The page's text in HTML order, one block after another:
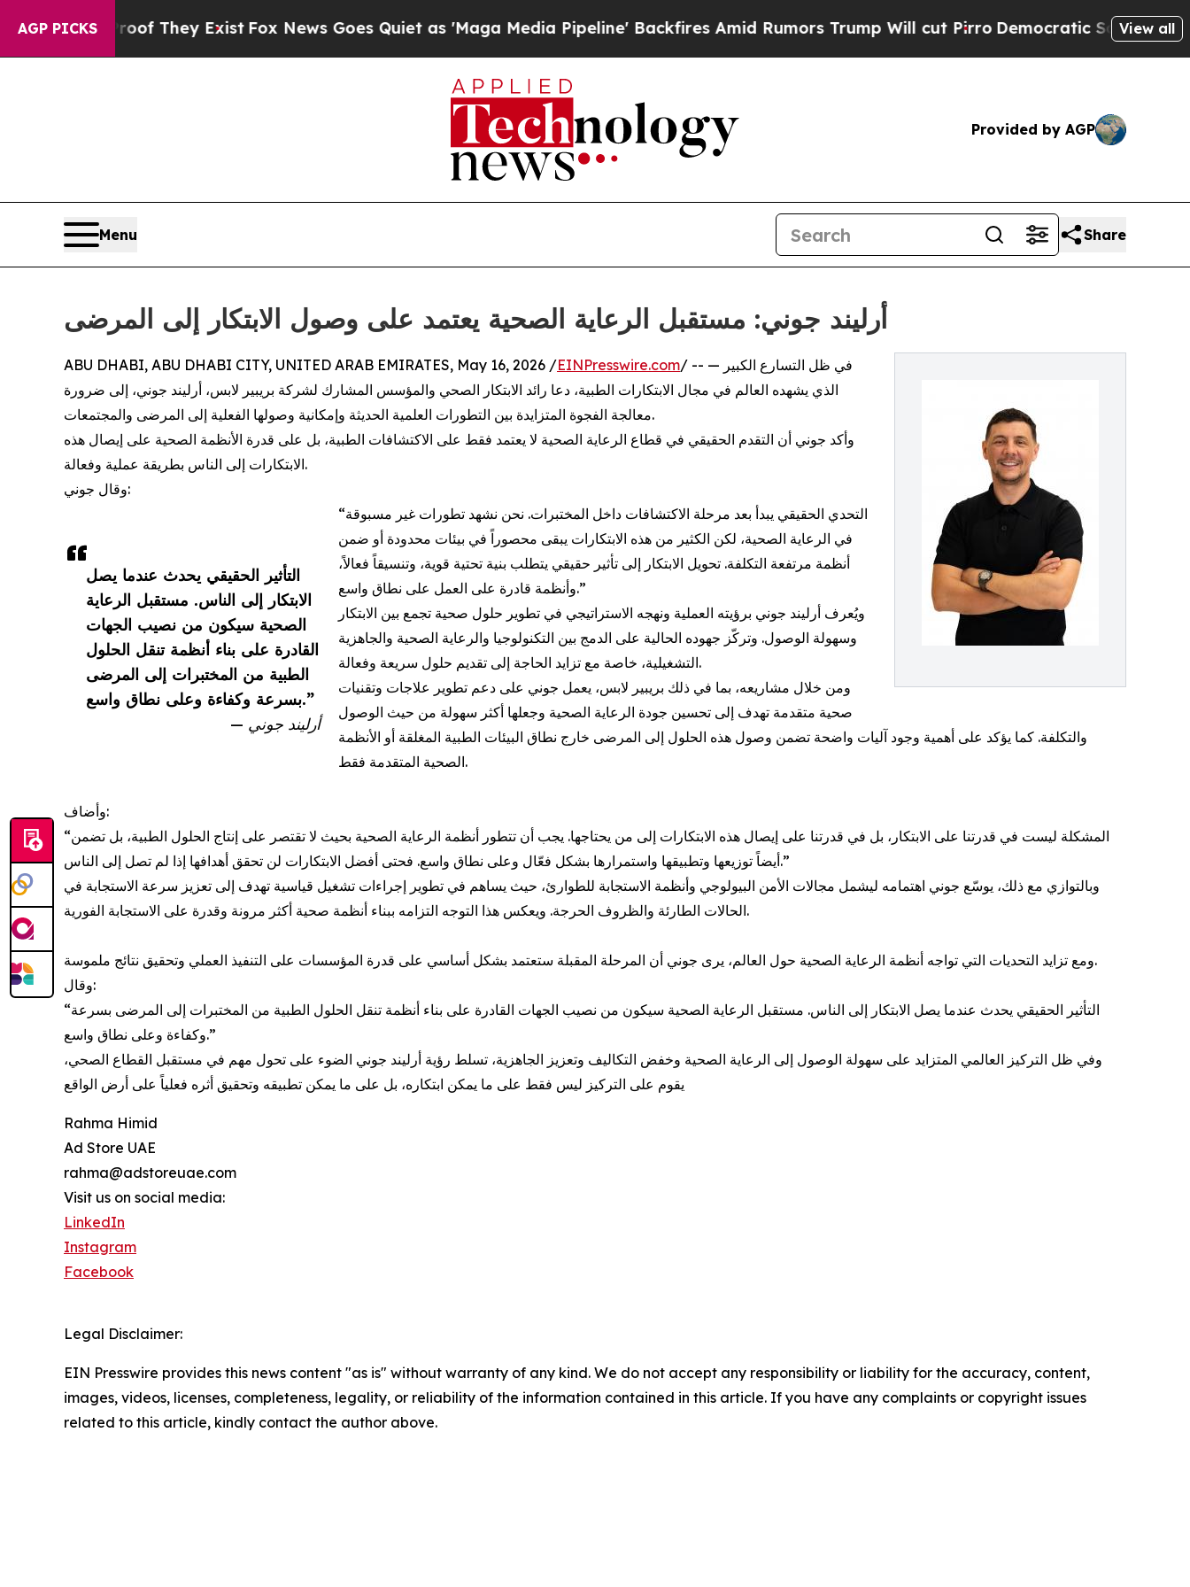
AGP PICKS
no Proof They ExistFox News Goes Quiet as 'Maga Media Pipeline' Backfires Amid Rumors Trump Will cut PirroDemocratic Socialists ofView all
Provided by AGP
Menu Share
أرليند جوني: مستقبل الرعاية الصحية يعتمد على وصول الابتكار إلى المرضى
التأثير الحقيقي يحدث عندما يصل
الابتكار إلى الناس. مستقبل الرعاية
الصحية سيكون من نصيب الجهات
القادرة على بناء أنظمة تنقل الحلول
الطبية من المختبرات إلى المرضى
بسرعة وكفاءة وعلى نطاق واسع.”
— أرليند جوني
ABU DHABI, ABU DHABI CITY, UNITED ARAB EMIRATES, May 16, 2026 /EINPresswire.com/ -- — في ظل التسارع الكبير
الذي يشهده العالم في مجال الابتكارات الطبية، دعا رائد الابتكار الصحي والمؤسس المشارك لشركة بريبير لابس، أرليند جوني، إلى ضرورة
معالجة الفجوة المتزايدة بين التطورات العلمية الحديثة وإمكانية وصولها الفعلية إلى المرضى والمجتمعات.
وأكد جوني أن التقدم الحقيقي في قطاع الرعاية الصحية لا يعتمد فقط على الاكتشافات الطبية، بل على قدرة الأنظمة الصحية على إيصال هذه
الابتكارات إلى الناس بطريقة عملية وفعالة.
وقال جوني:
“التحدي الحقيقي يبدأ بعد مرحلة الاكتشافات داخل المختبرات. نحن نشهد تطورات غير مسبوقة
في الرعاية الصحية، لكن الكثير من هذه الابتكارات يبقى محصوراً في بيئات محدودة أو ضمن
أنظمة مرتفعة التكلفة. تحويل الابتكار إلى تأثير حقيقي يتطلب بنية تحتية قوية، وتنسيقاً فعالاً،
وأنظمة قادرة على العمل على نطاق واسع.”
ويُعرف أرليند جوني برؤيته العملية ونهجه الاستراتيجي في تطوير حلول صحية تجمع بين الابتكار
وسهولة الوصول. وتركّز جهوده الحالية على الدمج بين التكنولوجيا والرعاية الصحية والجاهزية
التشغيلية، خاصة مع تزايد الحاجة إلى تقديم حلول سريعة وفعالة.
ومن خلال مشاريعه، بما في ذلك بريبير لابس، يعمل جوني على دعم تطوير علاجات وتقنيات
صحية متقدمة تهدف إلى تحسين جودة الرعاية الصحية وجعلها أكثر سهولة من حيث الوصول
والتكلفة. كما يؤكد على أهمية وجود آليات واضحة تضمن وصول هذه الحلول إلى المرضى خارج نطاق البيئات الطبية المغلقة أو الأنظمة
الصحية المتقدمة فقط.
وأضاف:
“المشكلة ليست في قدرتنا على الابتكار، بل في قدرتنا على إيصال هذه الابتكارات إلى من يحتاجها. يجب أن تتطور أنظمة الرعاية الصحية بحيث لا تقتصر على إنتاج الحلول الطبية، بل تضمن
أيضاً توزيعها وتطبيقها واستمرارها بشكل فعّال وعلى نطاق واسع. فحتى أفضل الابتكارات لن تحقق أهدافها إذا لم تصل إلى الناس.”
وبالتوازي مع ذلك، يوسّع جوني اهتمامه ليشمل مجالات الأمن البيولوجي وأنظمة الاستجابة للطوارئ، حيث يساهم في تطوير إجراءات تشغيل قياسية تهدف إلى تعزيز سرعة الاستجابة في
الحالات الطارئة والظروف الحرجة. ويعكس هذا التوجه التزامه ببناء أنظمة صحية أكثر مرونة وقدرة على الاستجابة الفورية.
ومع تزايد التحديات التي تواجه أنظمة الرعاية الصحية حول العالم، يرى جوني أن المرحلة المقبلة ستعتمد بشكل أساسي على قدرة المؤسسات على التنفيذ العملي وتحقيق نتائج ملموسة.
وقال:
“التأثير الحقيقي يحدث عندما يصل الابتكار إلى الناس. مستقبل الرعاية الصحية سيكون من نصيب الجهات القادرة على بناء أنظمة تنقل الحلول الطبية من المختبرات إلى المرضى بسرعة
وكفاءة وعلى نطاق واسع.”
وفي ظل التركيز العالمي المتزايد على سهولة الوصول إلى الرعاية الصحية وخفض التكاليف وتعزيز الجاهزية، تسلط رؤية أرليند جوني الضوء على تحول مهم في مستقبل القطاع الصحي،
يقوم على التركيز ليس فقط على ما يمكن ابتكاره، بل على ما يمكن تطبيقه وتحقيق أثره فعلياً على أرض الواقع
Rahma Himid
Ad Store UAE
rahma@adstoreuae.com
Visit us on social media:
LinkedIn
Instagram
Facebook
Legal Disclaimer:
EIN Presswire provides this news content "as is" without warranty of any kind. We do not accept any responsibility or liability for the accuracy, content,
images, videos, licenses, completeness, legality, or reliability of the information contained in this article. If you have any complaints or copyright issues
related to this article, kindly contact the author above.